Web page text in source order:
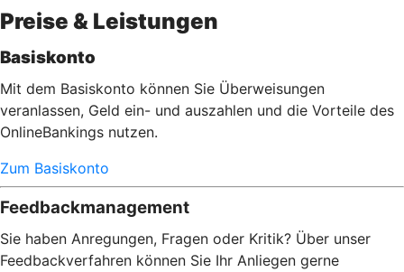
Preise & Leistungen
Basiskonto
Mit dem Basiskonto können Sie Überweisungen
veranlassen, Geld ein- und auszahlen und die Vorteile des
OnlineBankings nutzen.
Zum Basiskonto
Feedbackmanagement
Sie haben Anregungen, Fragen oder Kritik? Über unser
Feedbackverfahren können Sie Ihr Anliegen gerne